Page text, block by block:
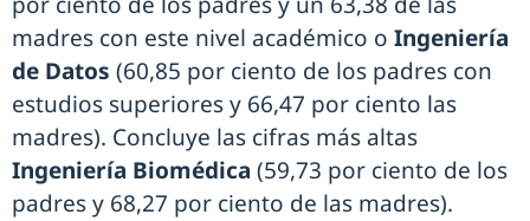
madres con este nivel académico o Ingeniería
de Datos (60,85 por ciento de los padres con
estudios superiores y 66,47 por ciento las
madres). Concluye las cifras más altas
Ingeniería Biomédica (59,73 por ciento de los
padres y 68,27 por ciento de las madres).